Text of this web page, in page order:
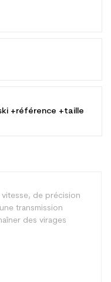
+référence +taille
de précision
transmission
des virages